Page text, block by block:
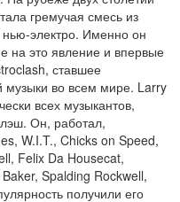
гремучая смесь из
нью-электро. Именно он
на это явление и впервые
ставшее
во всем мире. Larry
всех музыкантов,
Он, работал,
W.I.T., Chicks on Speed,
Felix Da Housecat,
Spalding Rockwell,
получили его